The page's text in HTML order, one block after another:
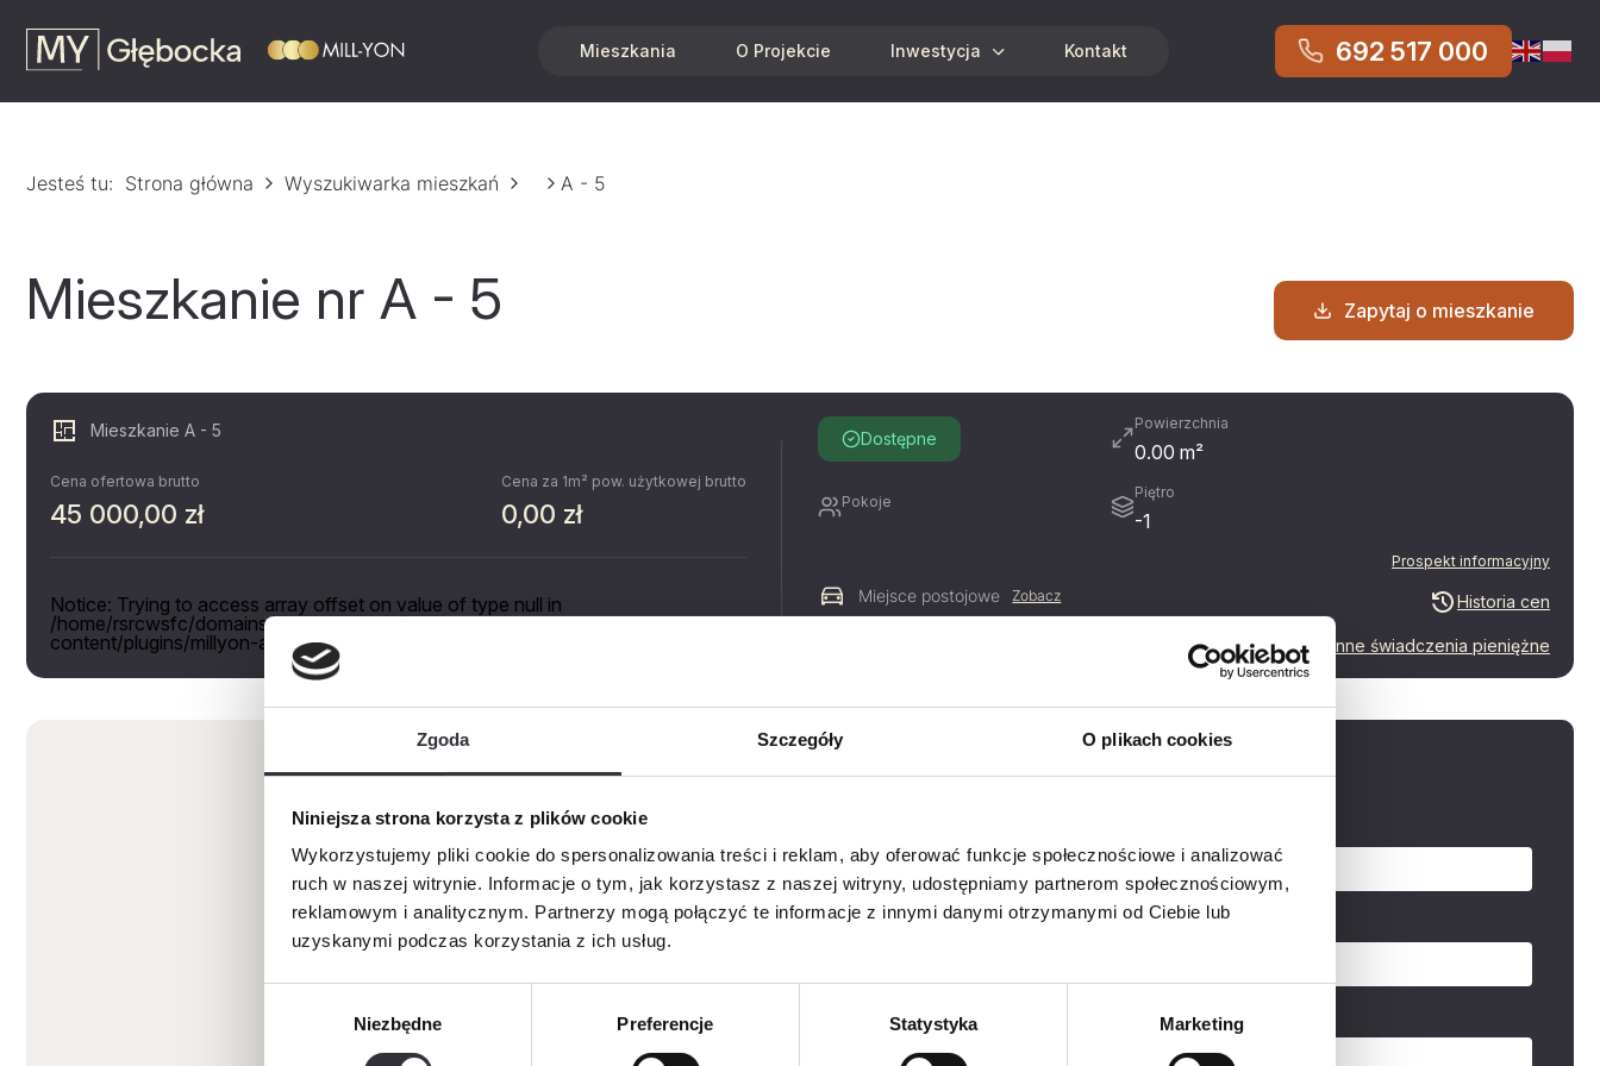
Zgoda Szczegóły O plikach cookies
Niniejsza strona korzysta z plików cookie
Wykorzystujemy pliki cookie do spersonalizowania treści i reklam, aby oferować funkcje społecznościowe i analizować
ruch w naszej witrynie. Informacje o tym, jak korzystasz z naszej witryny, udostępniamy partnerom społecznościowym,
reklamowym i analitycznym. Partnerzy mogą połączyć te informacje z innymi danymi otrzymanymi od Ciebie lub
uzyskanymi podczas korzystania z ich usług.
Niezbędne Preferencje Statystyka Marketing
Mieszkania O Projekcie Inwestycja Kontakt 692 517 000
Jesteś tu: Strona główna Wyszukiwarka mieszkań A - 5
Mieszkanie nr A - 5 Zapytaj o mieszkanie
Mieszkanie A - 5
Cena ofertowa brutto
45 000,00 zł
Cena za 1m² pow. użytkowej brutto
0,00 zł
Notice: Trying to access array offset on value of type null in
/home/rsrcwsfc/domains/myglebocka.pl/public_html/wp-
content/plugins/millyon-apartments/millyon-shortcode.php
Dostępne
Powierzchnia
0.00 m²
Pokoje
Piętro
-1
Miejsce postojowe Zobacz
Prospekt informacyjny
Historia cen
Inne świadczenia pieniężne
Zapytaj o mieszkanie
Telefon